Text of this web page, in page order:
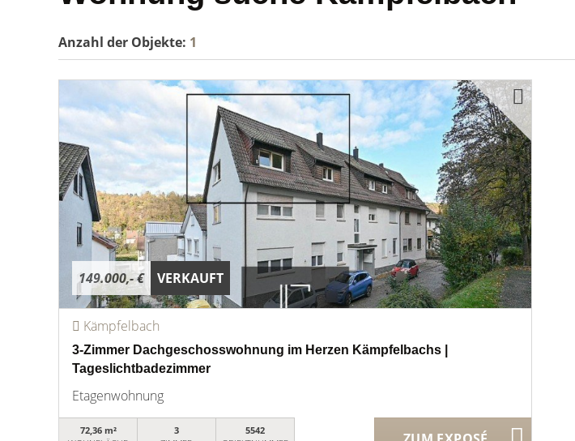
Anzahl der Objekte: 1
149.000,- € VERKAUFT
Kämpfelbach
3-Zimmer Dachgeschosswohnung im Herzen Kämpfelbachs |
Tageslichtbadezimmer
Etagenwohnung
72,36 m²
3
5542